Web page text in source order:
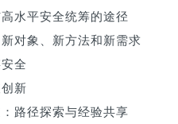
水平安全统筹的途径
对象、新方法和新需求
全
新
路径探索与经验共享